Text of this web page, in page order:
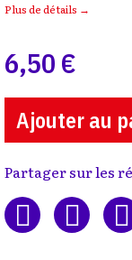
Plus de détails →
6,50 €
Ajouter au
Partager sur les